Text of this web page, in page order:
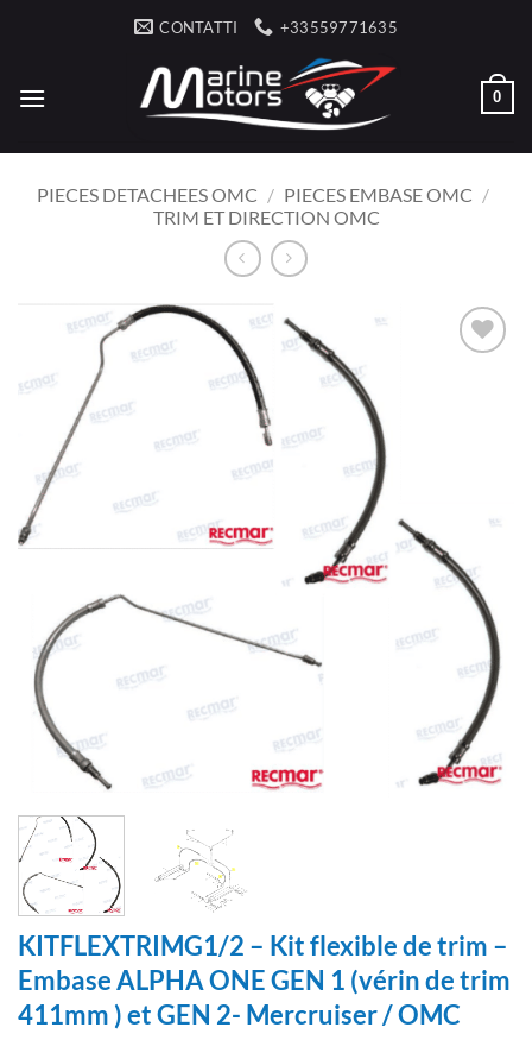
CONTATTI +33559771635
0
PIECES DETACHEES OMC / PIECES EMBASE OMC /
TRIM ET DIRECTION OMC
KITFLEXTRIMG1/2 – Kit flexible de trim –
Embase ALPHA ONE GEN 1 (vérin de trim
411mm ) et GEN 2- Mercruiser / OMC